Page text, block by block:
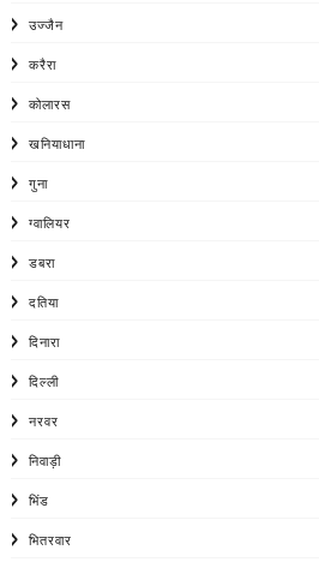
उज्जैन
करैरा
कोलारस
खनियाधाना
गुना
ग्वालियर
डबरा
दतिया
दिनारा
दिल्ली
नरवर
निवाड़ी
भिंड
भितरवार